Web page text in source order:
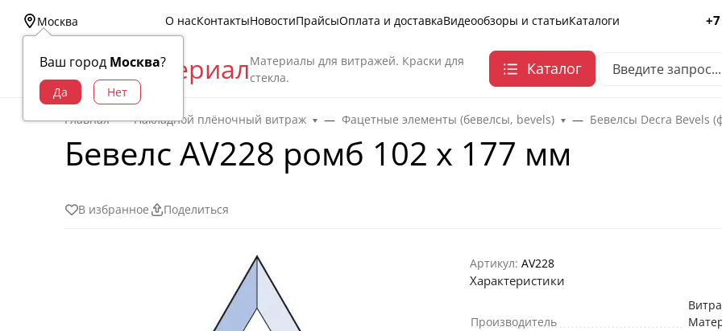
Москва
Ваш город Москва?
О насКонтактыНовостиПрайсыОплата и доставкаВидеообзоры и статьиКаталоги
Витраж МатериалМатериалы для витражей. Краски для
стекла.
Каталог
Главная Накладной плёночный витраж Фацетные элементы (бевелсы, bevels) Бевелсы Decra Bevels
Бевелс AV228 ромб 102 х 177 мм
В избранное Поделиться
Артикул: AV228
Характеристики
Производитель